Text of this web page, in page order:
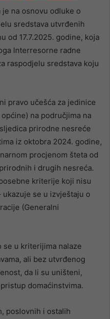
na osnovu odluke o
sredstava utvrđenih
od 17.7.2025. godine, koja
Interresorne radne
raspodjelu sredstava koju
pravo učešća za jedinice
na područjima na
prirodne nesreće
iz oktobra 2024. godine,
procjenom šteta od
i drugih nesreća.
kriterije koji nisu
se u izvještaju o
(Generalni
se u kriterijima nalaze
ali bez utvrđenog
da li su uništeni,
domaćinstvima.
poslovnih i ostalih